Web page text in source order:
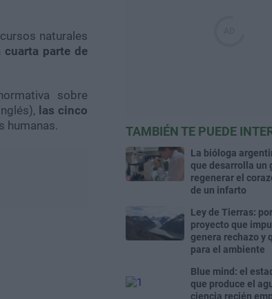
naturales
cuarta parte de
sobre
las cinco
humanas. TAMBIÉN TE PUEDE
La bióloga
que desarrolla un
regenerar el
de un infarto
Ley de Tierras:
proyecto que
genera rechazo y
para el ambiente
Blue mind: el
que produce el
ciencia recién